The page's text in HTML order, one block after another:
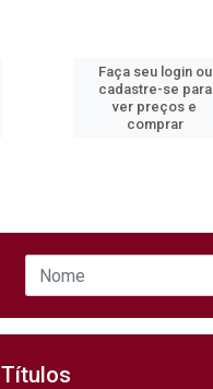
Faça seu login ou
cadastre-se para
ver preços e
comprar
Títulos